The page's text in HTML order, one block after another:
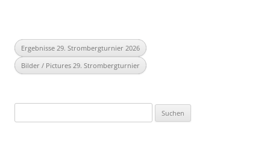
Ergebnisse 29. Strombergturnier 2026
Bilder / Pictures 29. Strombergturnier
nach: